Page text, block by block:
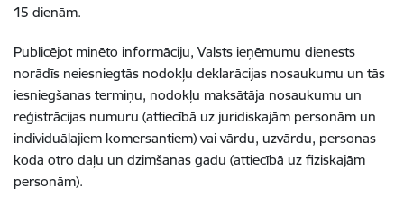
15 dienām.
Publicējot minēto informāciju, Valsts ieņēmumu dienests
norādīs neiesniegtās nodokļu deklarācijas nosaukumu un tās
iesniegšanas termiņu, nodokļu maksātāja nosaukumu un
reģistrācijas numuru (attiecībā uz juridiskajām personām un
individuālajiem komersantiem) vai vārdu, uzvārdu, personas
koda otro daļu un dzimšanas gadu (attiecībā uz fiziskajām
personām).